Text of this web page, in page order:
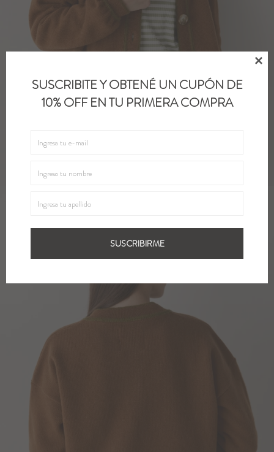

SUSCRIBITE Y OBTENÉ UN CUPÓN DE
10% OFF EN TU PRIMERA COMPRA
SUSCRIBIRME